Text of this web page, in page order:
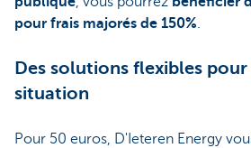
pour frais majorés de 150%.
Des solutions flexibles
situation
Pour 50 euros, D'Ieteren Energy